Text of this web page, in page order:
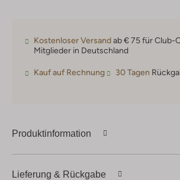
Kostenloser Versandab € 75 für Club-
Mitglieder in Deutschland
Kauf auf Rechnung 30 Tagen
Produktinformation
Lieferung & Rückgabe